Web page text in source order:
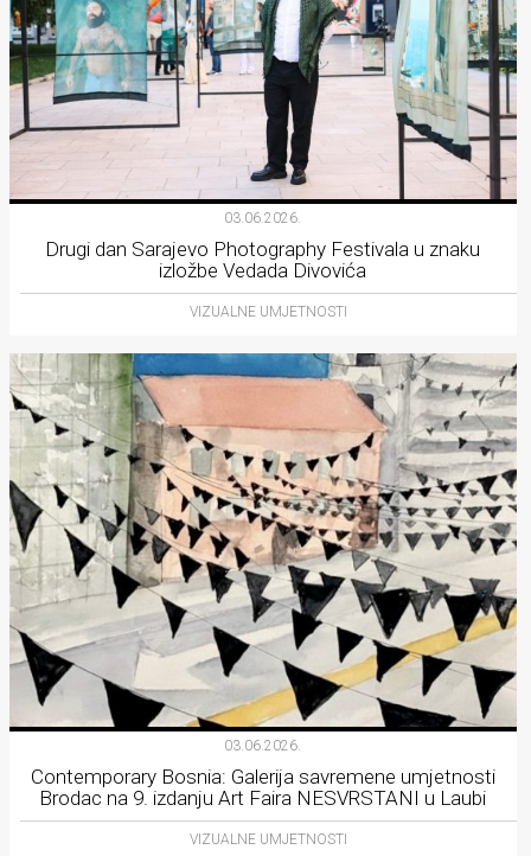
03.06.2026.
Drugi dan Sarajevo Photography Festivala u znaku
izložbe Vedada Divovića
VIZUALNE UMJETNOSTI
03.06.2026.
Contemporary Bosnia: Galerija savremene umjetnosti
Brodac na 9. izdanju Art Faira NESVRSTANI u Laubi
VIZUALNE UMJETNOSTI